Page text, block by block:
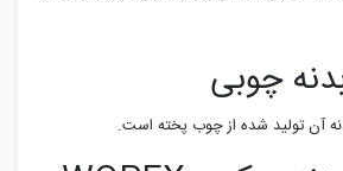
آن تولید شده از چوب پخته است.